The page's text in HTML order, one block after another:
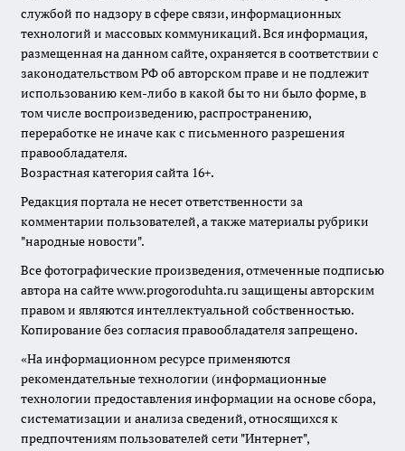
службой по надзору в сфере связи, информационных
технологий и массовых коммуникаций. Вся информация,
размещенная на данном сайте, охраняется в соответствии с
законодательством РФ об авторском праве и не подлежит
использованию кем-либо в какой бы то ни было форме, в
том числе воспроизведению, распространению,
переработке не иначе как с письменного разрешения
правообладателя.
Возрастная категория сайта 16+.
Редакция портала не несет ответственности за
комментарии пользователей, а также материалы рубрики
"народные новости".
Все фотографические произведения, отмеченные подписью
автора на сайте www.progoroduhta.ru защищены авторским
правом и являются интеллектуальной собственностью.
Копирование без согласия правообладателя запрещено.
«На информационном ресурсе применяются
рекомендательные технологии (информационные
технологии предоставления информации на основе сбора,
систематизации и анализа сведений, относящихся к
предпочтениям пользователей сети "Интернет",